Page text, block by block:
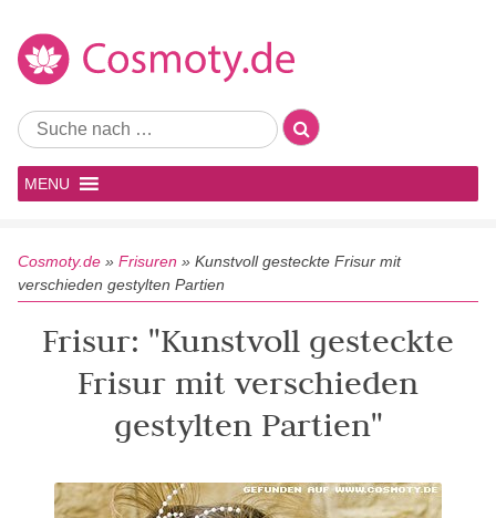
MENU
Cosmoty.de » Frisuren » Kunstvoll gesteckte Frisur mit
verschieden gestylten Partien
Frisur: "Kunstvoll gesteckte
Frisur mit verschieden
gestylten Partien"